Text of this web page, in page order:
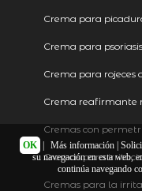
Crema para
Crema para
Crema para rojeces
Crema reafirmante
Cremas con
Cremas para
Cremas para la
OK Más información|
su navegación en esta web,
continúa navegando